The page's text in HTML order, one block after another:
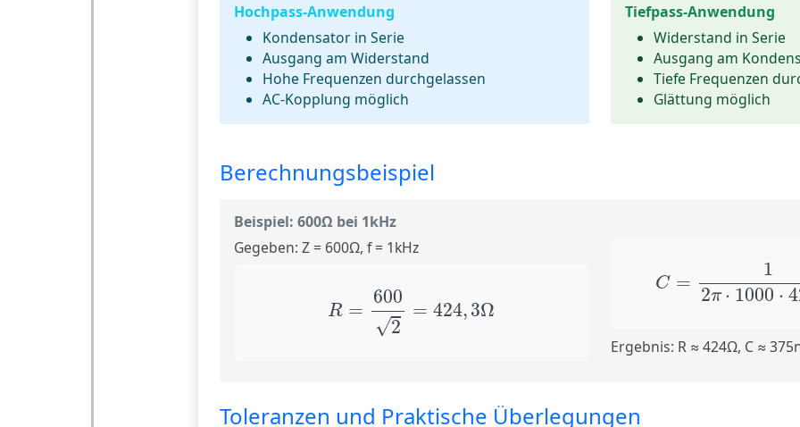
Hochpass-Anwendung
Kondensator in Serie
Ausgang am Widerstand
Hohe Frequenzen durchgelassen
AC-Kopplung möglich
Tiefpass-Anwendung
Widerstand in Serie
Ausgang am
Tiefe Frequenzen
Glättung möglich
Berechnungsbeispiel
Beispiel: 600Ω bei 1kHz
Gegeben: Z = 600Ω, f = 1kHz
R =
600
√2
= 424,3Ω
6002 C =
1
2π ⋅ 1000 ⋅
1000
Ergebnis: R ≈ 424Ω, C ≈
Toleranzen und Praktische Überlegungen